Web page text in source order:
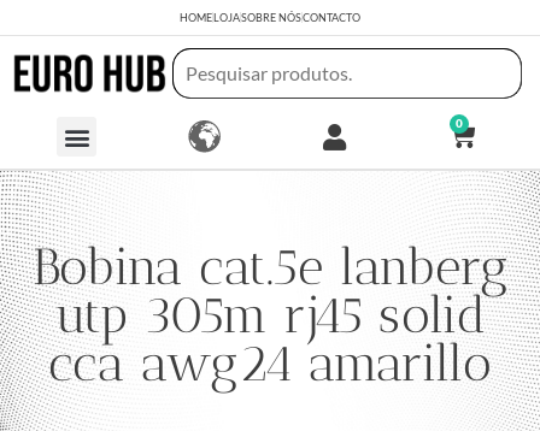
HOMELOJASOBRE NÓSCONTACTO
0
Bobina cat.5e lanberg
utp 305m rj45 solid
cca awg24 amarillo